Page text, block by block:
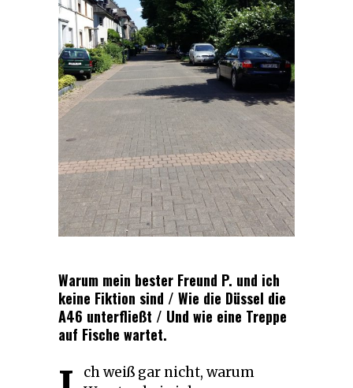
Warum mein bester Freund P. und ich
keine Fiktion sind / Wie die Düssel die
A46 unterfließt / Und wie eine Treppe
auf Fische wartet.
ch weiß gar nicht, warum